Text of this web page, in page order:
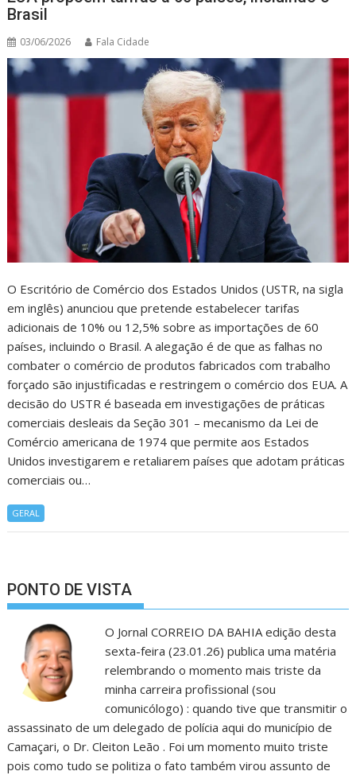
Brasil
03/06/2026 Fala Cidade
O Escritório de Comércio dos Estados Unidos (USTR, na sigla
em inglês) anunciou que pretende estabelecer tarifas
adicionais de 10% ou 12,5% sobre as importações de 60
países, incluindo o Brasil. A alegação é de que as falhas no
combater o comércio de produtos fabricados com trabalho
forçado são injustificadas e restringem o comércio dos EUA. A
decisão do USTR é baseada em investigações de práticas
comerciais desleais da Seção 301 – mecanismo da Lei de
Comércio americana de 1974 que permite aos Estados
Unidos investigarem e retaliarem países que adotam práticas
comerciais ou…
GERAL
PONTO DE VISTA
O Jornal CORREIO DA BAHIA edição desta
sexta-feira (23.01.26) publica uma matéria
relembrando o momento mais triste da
minha carreira profissional (sou
comunicólogo) : quando tive que transmitir o
assassinato de um delegado de polícia aqui do município de
Camaçari, o Dr. Cleiton Leão . Foi um momento muito triste
pois como tudo se politiza o fato também virou assunto de